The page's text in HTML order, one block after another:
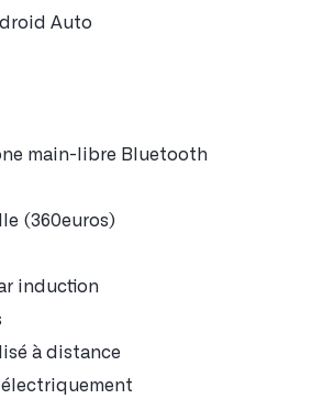
Auto
main-libre Bluetooth
(360euros)
induction
à distance